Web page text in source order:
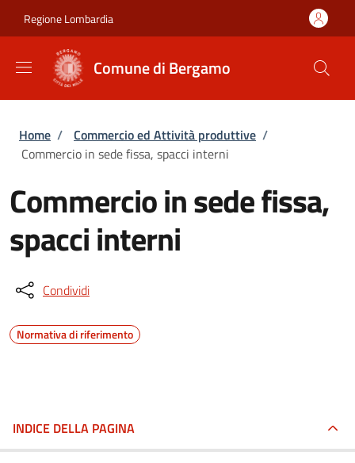
Regione Lombardia
Comune di Bergamo
Briciole di pane
Home / Commercio ed Attività produttive /
Commercio in sede fissa, spacci interni
Commercio in sede fissa,
spacci interni
Condividi
Normativa di riferimento
INDICE DELLA PAGINA